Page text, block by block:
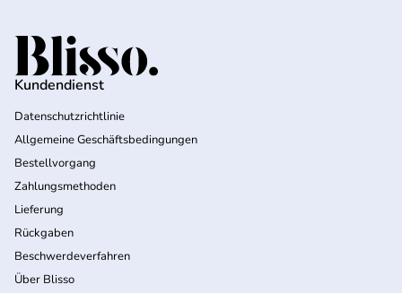
Startseite
Kundendienst
Datenschutzrichtlinie
Allgemeine Geschäftsbedingungen
Bestellvorgang
Zahlungsmethoden
Lieferung
Rückgaben
Beschwerdeverfahren
Über Blisso